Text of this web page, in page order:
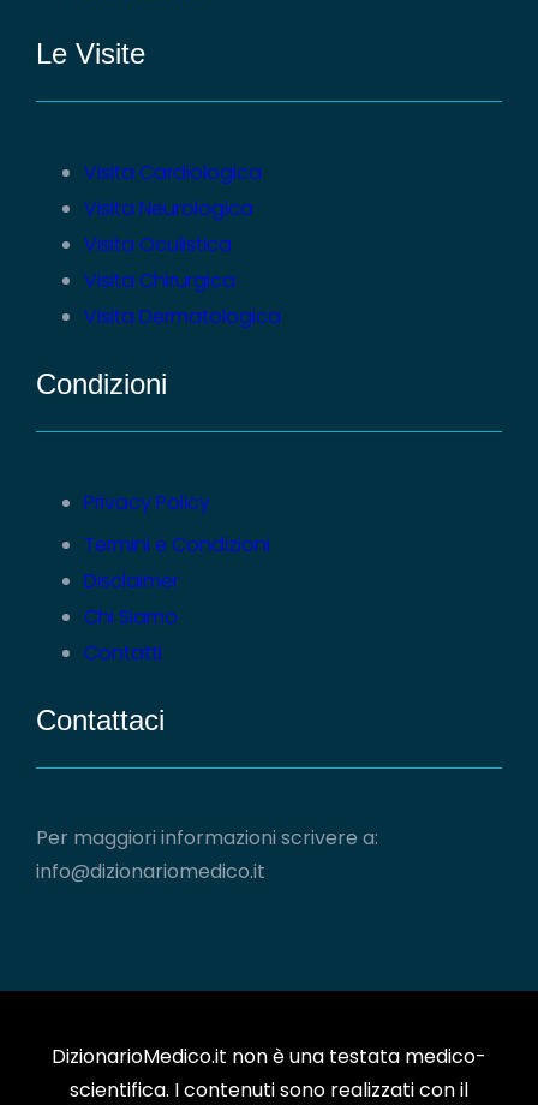
Le Visite
Visita Cardiologica
Visita Neurologica
Visita Oculistica
Visita Chirurgica
Visita Dermatologica
Condizioni
Privacy Policy
Termini e Condizioni
Disclaimer
Chi Siamo
Contatti
Contattaci
Per maggiori informazioni scrivere a:
info@dizionariomedico.it
DizionarioMedico.it non è una testata medico-
scientifica. I contenuti sono realizzati con il